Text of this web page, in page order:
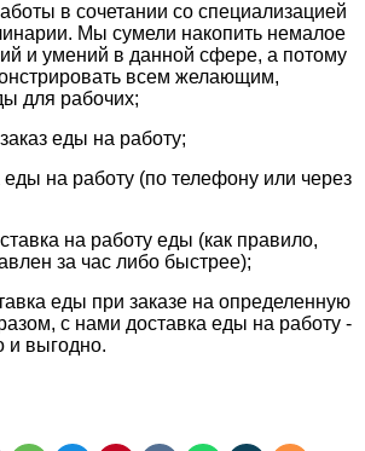
в сочетании со специализацией
Мы сумели накопить немалое
и умений в данной сфере, а потому
всем желающим,
для рабочих;
еды на работу;
еды на работу (по телефону или через
на работу еды (как правило,
за час либо быстрее);
еды при заказе на определенную
с нами доставка еды на работу -
и выгодно.